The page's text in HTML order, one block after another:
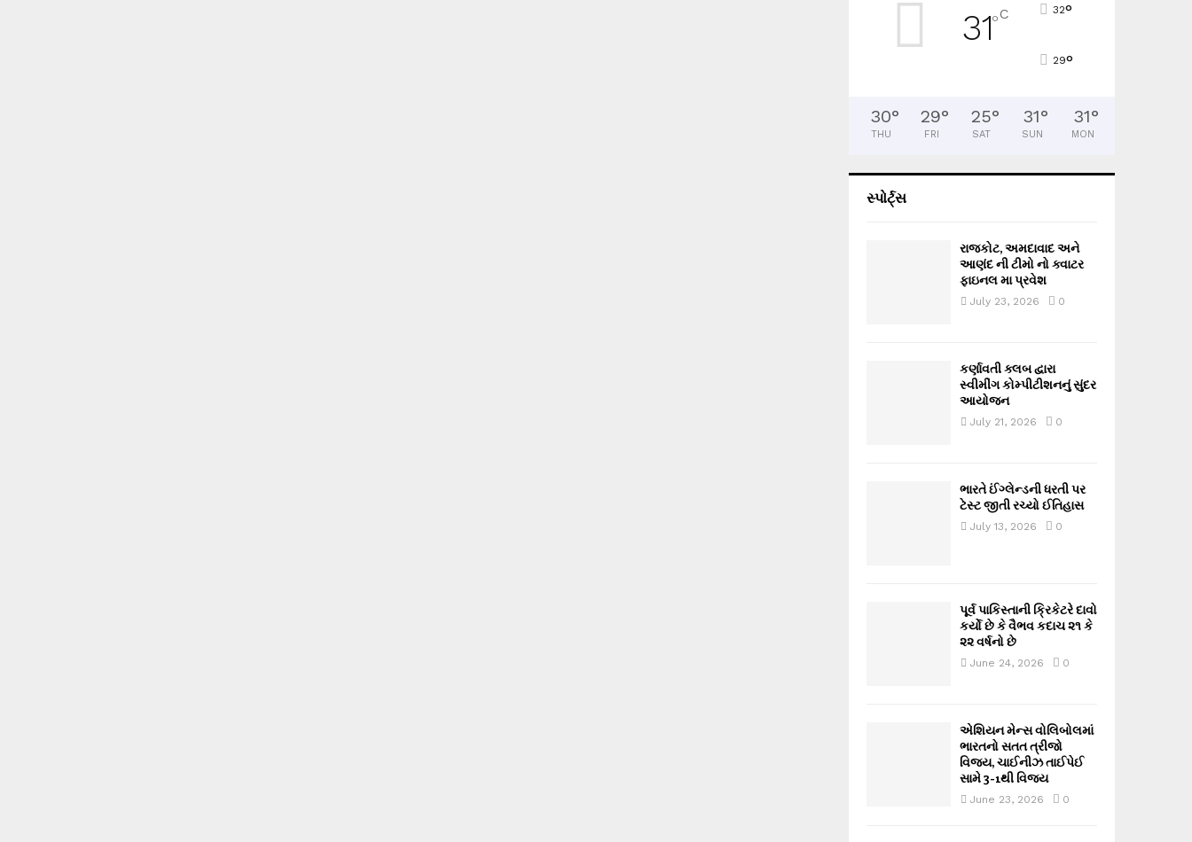
31°C 32°
29°
30°
THU
29°
FRI
25°
SAT
31°
SUN
31°
MON
સ્પોર્ટ્સ
રાજકોટ, અમદાવાદ અને
આણંદ ની ટીમો નો ક્વાટર
ફાઇનલ મા પ્રવેશ
July 23, 2026 0
કર્ણાવતી ક્લબ દ્વારા
સ્વીમીંગ કોમ્પીટીશનનું સુંદર
આયોજન
July 21, 2026 0
ભારતે ઈંગ્લેન્ડની ધરતી પર
ટેસ્ટ જીતી રચ્યો ઈતિહાસ
July 13, 2026 0
પૂર્વ પાકિસ્તાની ક્રિકેટરે દાવો
કર્યો છે કે વૈભવ કદાચ ૨૧ કે
૨૨ વર્ષનો છે
June 24, 2026 0
એશિયન મેન્સ વોલિબોલમાં
ભારતનો સતત ત્રીજો
વિજય, ચાઈનીઝ તાઈપેઈ
સામે 3-1થી વિજય
June 23, 2026 0